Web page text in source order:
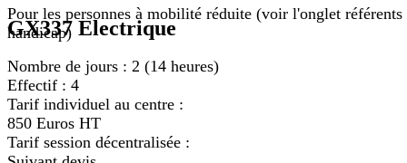
GX337 Electrique
Pour les personnes à mobilité réduite (voir l'onglet référents
handicap)
Nombre de jours : 2 (14 heures)
Effectif : 4
Tarif individuel au centre :
850 Euros HT
Tarif session décentralisée :